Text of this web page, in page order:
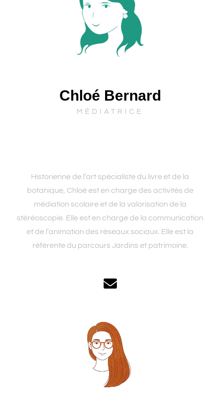
Chloé Bernard
MÉDIATRICE
Historienne de l’art spécialiste du livre et de la
botanique, Chloé est en charge des activités de
médiation scolaire et de la valorisation de la
stéréoscopie. Elle est en charge de la communication
et de l’animation des réseaux sociaux. Elle est la
référente du parcours Jardins et patrimoine.